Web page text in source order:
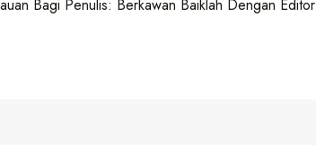
Bagi Penulis: Berkawan Baiklah Dengan Editor